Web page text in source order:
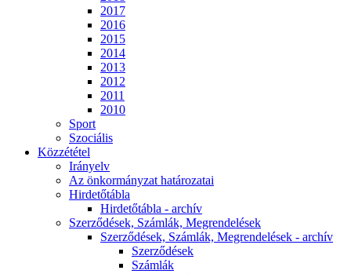
2017
2016
2015
2014
2013
2012
2011
2010
Sport
Szociális
Közzététel
Irányelv
Az önkormányzat határozatai
Hirdetőtábla
Hirdetőtábla - archív
Szerződések, Számlák, Megrendelések
Szerződések, Számlák, Megrendelések - archív
Szerződések
Számlák